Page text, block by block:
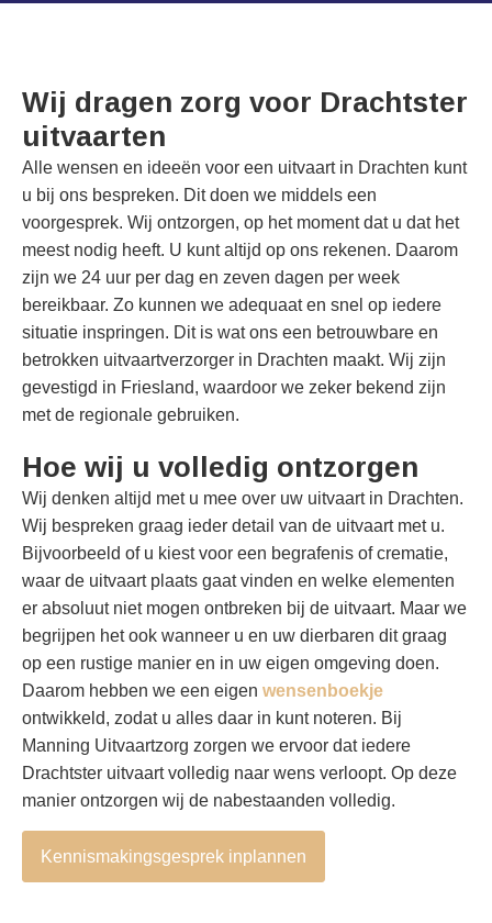
Wij dragen zorg voor Drachtster
uitvaarten
Alle wensen en ideeën voor een uitvaart in Drachten kunt
u bij ons bespreken. Dit doen we middels een
voorgesprek. Wij ontzorgen, op het moment dat u dat het
meest nodig heeft. U kunt altijd op ons rekenen. Daarom
zijn we 24 uur per dag en zeven dagen per week
bereikbaar. Zo kunnen we adequaat en snel op iedere
situatie inspringen. Dit is wat ons een betrouwbare en
betrokken uitvaartverzorger in Drachten maakt. Wij zijn
gevestigd in Friesland, waardoor we zeker bekend zijn
met de regionale gebruiken.
Hoe wij u volledig ontzorgen
Wij denken altijd met u mee over uw uitvaart in Drachten.
Wij bespreken graag ieder detail van de uitvaart met u.
Bijvoorbeeld of u kiest voor een begrafenis of crematie,
waar de uitvaart plaats gaat vinden en welke elementen
er absoluut niet mogen ontbreken bij de uitvaart. Maar we
begrijpen het ook wanneer u en uw dierbaren dit graag
op een rustige manier en in uw eigen omgeving doen.
Daarom hebben we een eigen wensenboekje
ontwikkeld, zodat u alles daar in kunt noteren. Bij
Manning Uitvaartzorg zorgen we ervoor dat iedere
Drachtster uitvaart volledig naar wens verloopt. Op deze
manier ontzorgen wij de nabestaanden volledig.
Kennismakingsgesprek inplannen